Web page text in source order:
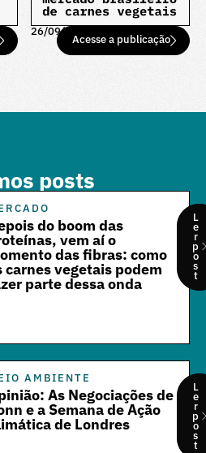
26/09/25
Acesse a publicação
posts
do boom das
vem aí o
das fibras: como
carnes vegetais podem
parte dessa onda
L
e
r
p
o
s
t
AMBIENTE
As Negociações de
e a Semana de Ação
de Londres
L
e
r
p
o
s
t